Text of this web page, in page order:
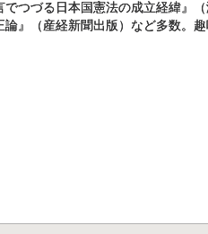
つづる日本国憲法の成立経緯』
』（産経新聞出版）など多数。